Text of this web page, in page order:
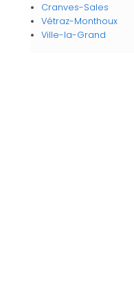
Cranves-Sales
Vétraz-Monthoux
Ville-la-Grand